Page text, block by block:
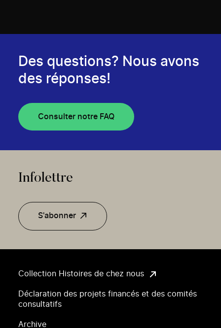
Collection Histoires de chez nous
Déclaration des projets financés et des comités
consultatifs
Archive
Des questions? Nous avons
des réponses!
Consulter notre FAQ
Infolettre
S'abonner